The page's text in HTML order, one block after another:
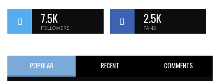
7.5K
FOLLOWERS
2.5K
FANS
POPULAR RECENT COMMENTS